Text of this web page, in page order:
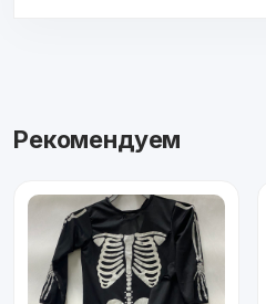
Рекомендуем